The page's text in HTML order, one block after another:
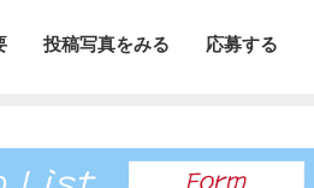
投稿写真をみる 応募する